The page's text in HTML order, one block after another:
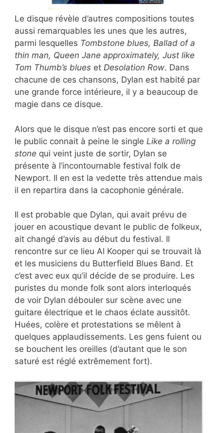
Le disque révèle d’autres compositions toutes
aussi remarquables les unes que les autres,
parmi lesquelles Tombstone blues, Ballad of a
thin man, Queen Jane approximately, Just like
Tom Thumb’s blues et Desolation Row. Dans
chacune de ces chansons, Dylan est habité par
une grande force intérieure, il y a beaucoup de
magie dans ce disque.
Alors que le disque n’est pas encore sorti et que
le public connait à peine le single Like a rolling
stone qui veint juste de sortir, Dylan se
présente à l’incontournable festival folk de
Newport. Il en est la vedette très attendue mais
il en repartira dans la cacophonie générale.
Il est probable que Dylan, qui avait prévu de
jouer en acoustique devant le public de folkeux,
ait changé d’avis au début du festival. Il
rencontre sur ce lieu Al Kooper qui se trouvait là
et les musiciens du Butterfield Blues Band. Et
c’est avec eux qu’il décide de se produire. Les
puristes du monde folk sont alors interloqués
de voir Dylan débouler sur scène avec une
guitare électrique et le chaos éclate aussitôt.
Huées, colère et protestations se mêlent à
quelques applaudissements. Les gens fuient ou
se bouchent les oreilles (d’autant que le son
saturé est réglé extrêmement fort).